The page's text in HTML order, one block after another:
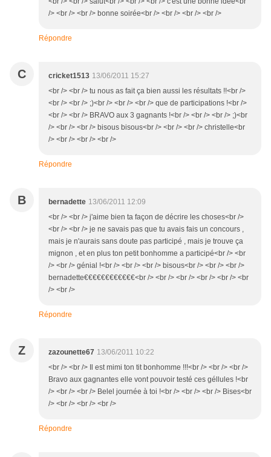
/> <br /> <br /> bonne soirée<br /> <br /> <br /> <br />
Répondre
C cricket1513 13/06/2011 15:27
<br /> <br /> tu nous as fait ça bien aussi les résultats !!<br />
<br /> <br /> ;)<br /> <br /> <br /> que de participations !<br />
<br /> <br /> BRAVO aux 3 gagnants !<br /> <br /> <br /> ;)<br
/> <br /> <br /> bisous bisous<br /> <br /> <br /> christelle<br
/> <br /> <br /> <br />
Répondre
B bernadette 13/06/2011 12:09
<br /> <br /> j'aime bien ta façon de décrire les choses<br />
<br /> <br /> je ne savais pas que tu avais fais un concours ,
mais je n'aurais sans doute pas participé , mais je trouve ça
mignon , et en plus ton petit bonhomme a participé<br /> <br
/> <br /> génial !<br /> <br /> <br /> bisous<br /> <br /> <br />
bernadette€€€€€€€€€€€€<br /> <br /> <br /> <br /> <br /> <br
/> <br />
Répondre
Z zazounette67 13/06/2011 10:22
<br /> <br /> Il est mimi ton tit bonhomme !!!<br /> <br /> <br />
Bravo aux gagnantes elle vont pouvoir testé ces géllules !<br
/> <br /> <br /> Belel journée à toi !<br /> <br /> <br /> Bises<br
/> <br /> <br /> <br />
Répondre